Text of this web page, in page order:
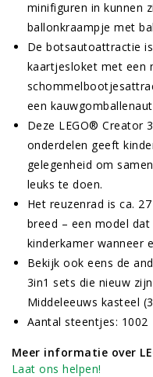
minifiguren in kunnen
ballonkraampje met
De botsautoattractie
kaartjesloket met een
een
Deze LEGO® Creator
onderdelen geeft
gelegenheid om
leuks te doen.
Het reuzenrad is ca.
breed – een model
kinderkamer wanneer
Bekijk ook eens de
3in1 sets die nieuw
Middeleeuws kasteel
Aantal steentjes: 1002
Meer informatie over
Laat ons helpen!